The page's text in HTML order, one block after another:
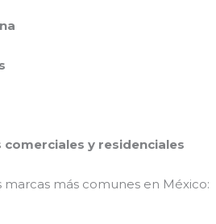
comerciales y residenciales
marcas más comunes en México: